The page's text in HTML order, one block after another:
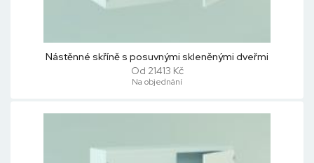
Nástěnné skříně s posuvnými skleněnými dveřmi
Od 21413 Kč
Na objednání